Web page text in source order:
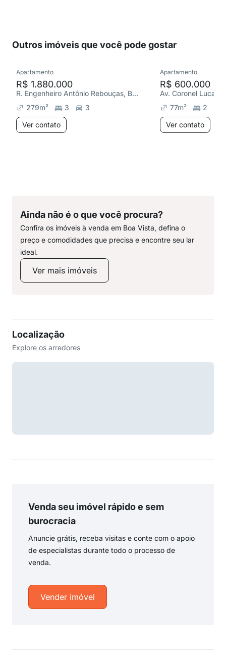
Outros imóveis que você pode gostar
Apartamento
R$ 1.880.000
R. Engenheiro Antônio Rebouças, Bela Vista
279m² 3
3
Ver contato
Apartamento
R$ 600.000
77m² 2
Ver contato
Ainda não é o que você procura?
Confira os imóveis à venda em Boa Vista, defina o
preço e comodidades que precisa e encontre seu lar
ideal.
Ver mais imóveis
Localização
Explore os arredores
Venda seu imóvel rápido e sem
burocracia
Anuncie grátis, receba visitas e conte com o apoio
de especialistas durante todo o processo de
venda.
Vender imóvel